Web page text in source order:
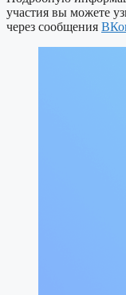
участия вы можете
через сообщения